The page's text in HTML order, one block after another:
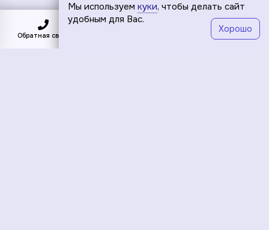
Обратная связь Меню
Мы используем куки, чтобы делать сайт
удобным для Вас.
Хорошо